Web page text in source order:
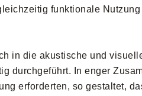
funktionale
in die akustische und
durchgeführt. In enger
erforderten, so gestaltet,